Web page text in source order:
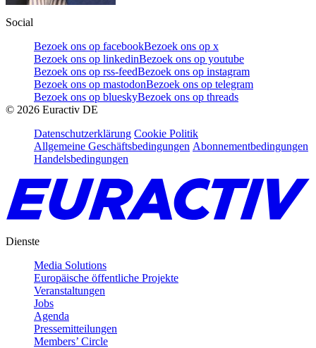
Social
Bezoek ons op facebookBezoek ons op x
Bezoek ons op linkedinBezoek ons op youtube
Bezoek ons op rss-feedBezoek ons op instagram
Bezoek ons op mastodonBezoek ons op telegram
Bezoek ons op blueskyBezoek ons op threads
© 2026 Euractiv DE
Datenschutzerklärung Cookie Politik
Allgemeine Geschäftsbedingungen Abonnementbedingungen
Handelsbedingungen
Dienste
Media Solutions
Europäische öffentliche Projekte
Veranstaltungen
Jobs
Agenda
Pressemitteilungen
Members’ Circle